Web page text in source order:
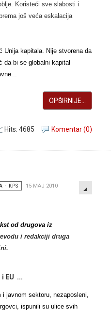
Koristeći sve slabosti i
još veća eskalacija
Unija kapitala. Nije stvorena da
da bi se globalni kapital
OPŠIRNIJE...
Komentar (0)
Hits: 4685
- KPS
15 MAJ 2010
EMPTY
od drugova iz
i redakciji druga
i EU ...
javnom sektoru, nezaposleni,
ispunili su ulice svih